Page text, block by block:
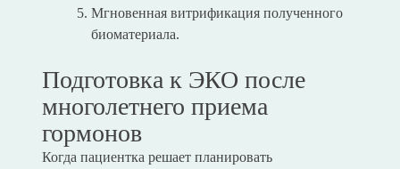
Мгновенная витрификация полученного
биоматериала.
Подготовка к ЭКО после
многолетнего приема
гормонов
Когда пациентка решает планировать